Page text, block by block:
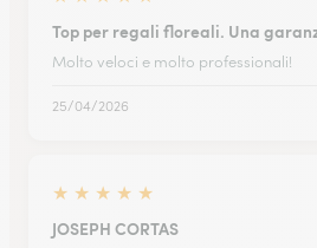
Top per regali floreali. Una
Molto veloci e molto professionali!
25/04/2026
★ ★ ★ ★ ★
JOSEPH CORTAS